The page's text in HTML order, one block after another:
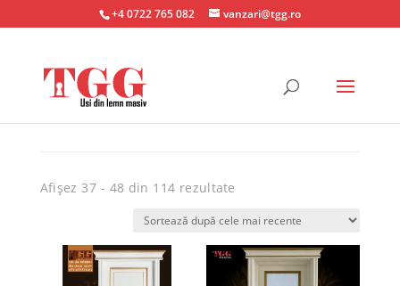
+4 0722 765 082 vanzari@tgg.ro
Afișez 37 - 48 din 114 rezultate
cele
recente